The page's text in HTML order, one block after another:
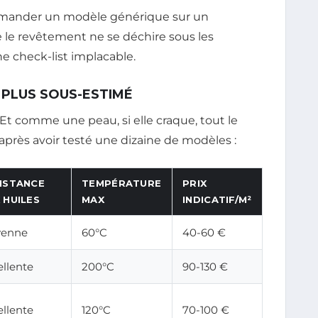
un modèle générique sur un
revêtement ne se déchire sous les
check-list implacable.
SOUS-ESTIMÉ
comme une peau, si elle craque, tout le
avoir testé une dizaine de modèles :
HUILES
TEMPÉRATURE
MAX
PRIX
INDICATIF/M²
60°C 40-60 €
200°C 90-130 €
120°C 70-100 €